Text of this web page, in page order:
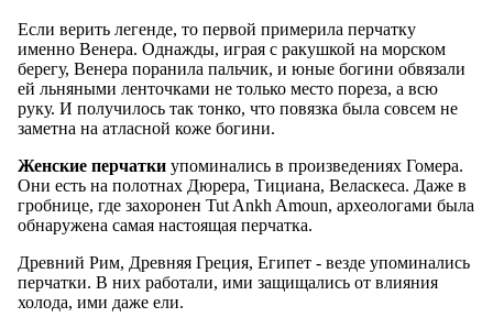
Если верить легенде, то первой примерила перчатку
именно Венера. Однажды, играя с ракушкой на морском
берегу, Венера поранила пальчик, и юные богини обвязали
ей льняными ленточками не только место пореза, а всю
руку. И получилось так тонко, что повязка была совсем не
заметна на атласной коже богини.
Женские перчаткиупоминались в произведениях Гомера.
Они есть на полотнах Дюрера, Тициана, Веласкеса. Даже в
гробнице, где захоронен Tut Ankh Amoun, археологами была
обнаружена самая настоящая перчатка.
Древний Рим, Древняя Греция, Египет - везде упоминались
перчатки. В них работали, ими защищались от влияния
холода, ими даже ели.